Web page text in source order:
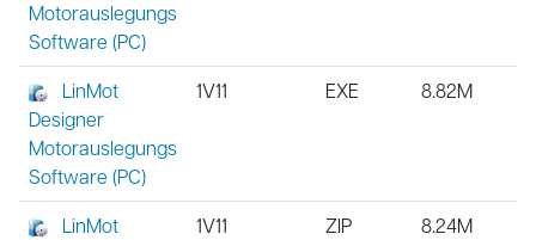
Motorauslegungs
Software (PC)
LinMot
Designer
Motorauslegungs
Software (PC)
1V11 EXE 8.82M
LinMot
1V11 ZIP 8.24M